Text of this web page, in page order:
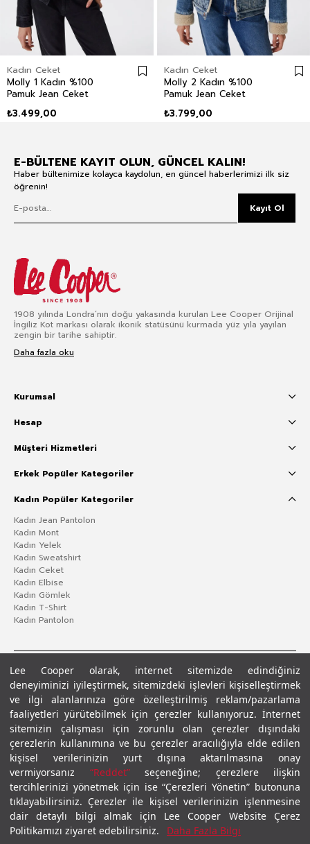
Lee Cooper olarak, internet sitemizde edindiğiniz
deneyiminizi iyileştirmek, sitemizdeki işlevleri kişiselleştirmek
ve ilgi alanlarınıza göre özelleştirilmiş reklam/pazarlama
faaliyetleri yürütebilmek için çerezler kullanıyoruz. İnternet
sitemizin çalışması için zorunlu olan çerezler dışındaki
çerezlerin kullanımına ve bu çerezler aracılığıyla elde edilen
kişisel verilerinizin yurt dışına aktarılmasına onay
vermiyorsanız “Reddet”seçeneğine; çerezlere ilişkin
tercihlerinizi yönetmek için ise “Çerezleri Yönetin” butonuna
tıklayabilirsiniz. Çerezler ile kişisel verilerinizin işlenmesine
dair detaylı bilgi almak için Lee Cooper Website Çerez
Politikamızı ziyaret edebilirsiniz.
Daha Fazla Bilgi
Kadın Ceket
Molly 1 Kadın %100
Pamuk Jean Ceket
₺3.499,00
Kadın Ceket
Molly 2 Kadın %100
Pamuk Jean Ceket
₺3.799,00
E-BÜLTENE KAYIT OLUN, GÜNCEL KALIN!
Haber bültenimize kolayca kaydolun, en güncel haberlerimizi ilk siz
öğrenin!
Kayıt Ol
1908 yılında Londra’nın doğu yakasında kurulan Lee Cooper Orijinal
İngiliz Kot markası olarak ikonik statüsünü kurmada yüz yıla yayılan
zengin bir tarihe sahiptir.
Daha fazla oku
Kurumsal
Hesap
Müşteri Hizmetleri
Erkek Popüler Kategoriler
Kadın Popüler Kategoriler
Kadın Jean Pantolon
Kadın Mont
Kadın Yelek
Kadın Sweatshirt
Kadın Ceket
Kadın Elbise
Kadın Gömlek
Kadın T-Shirt
Kadın Pantolon
Gizlilik PolitikasıÇerez Politikası KVKK Aydınlatma MetniŞartlar ve Koşullar
© 2026 Leecooper - Tüm Hakları Saklıdır.